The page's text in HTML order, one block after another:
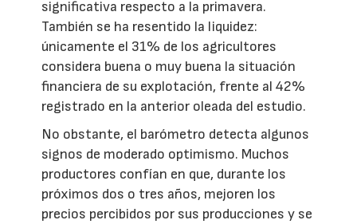
significativa respecto a la primavera.
También se ha resentido la liquidez:
únicamente el 31% de los agricultores
considera buena o muy buena la situación
financiera de su explotación, frente al 42%
registrado en la anterior oleada del estudio.
No obstante, el barómetro detecta algunos
signos de moderado optimismo. Muchos
productores confían en que, durante los
próximos dos o tres años, mejoren los
precios percibidos por sus producciones y se